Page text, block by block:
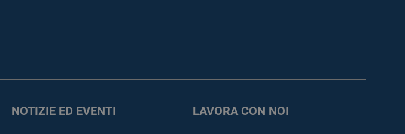
NOTIZIE ED EVENTI LAVORA CON NOI